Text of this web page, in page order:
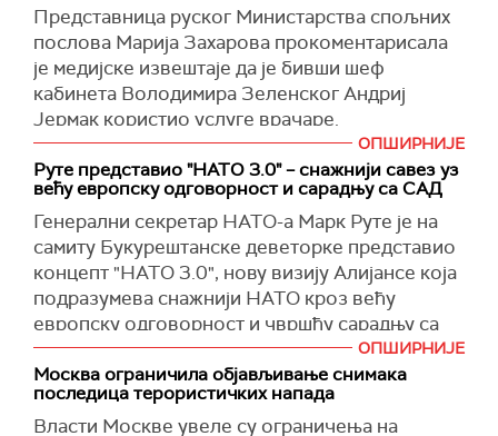
искљученим транспондерима. Није било
кршења пољског ваздушног простора", наводи
се у саопштењу војске.
Министар одбране Пољске Владислав
Косинијак-Камиш рекао је да летови војних
авиона без укључених трансподера могу
представљати претњу другим авионима и да ће
пољски војни пилоти увек реаговати.
"Ово је још једна агресивна акција Руске
Федерације и тест наших система
противваздушне одбране", поручио је
министар.
(Reuters)
Представница руског Министарства спољних
послова Марија Захарова прокоментарисала
је медијске извештаје да је бивши шеф
кабинета Володимира Зеленског Андриј
Јермак користио услуге врачаре.
подсетила да
је Јермак користио врачару из Кијева да баци
чини на руководиоце антикорупцијских
агенција, као и за доношење кадровских
одлука.
"Вечери у сеоцету крај Банкове (улице у
Кијеву у којој је кабинет председника
Украјине)", написала ја Захарова, алудирајући
на Гогољеве "Вечери у сеоцету крај Дикањке".
Гогољеве приче, на које се Захарова позвала,
ОПШИРНИЈЕ
Руте представио "НАТО 3.0" – снажнији савез уз
већу европску одговорност и сарадњу са САД
Генерални секретар НАТО-а Марк Руте је на
самиту Букурештанске деветорке представио
концепт "НАТО 3.0", нову визију Алијансе која
подразумева снажнији НАТО кроз већу
европску одговорност и чвршћу сарадњу са
Сједињеним Америчким Државама, како у
нуклеарном, тако и у конвенционалном
смислу.
ОПШИРНИЈЕ
Москва ограничила објављивање снимака
последица терористичких напада
Власти Москве увеле су ограничења на